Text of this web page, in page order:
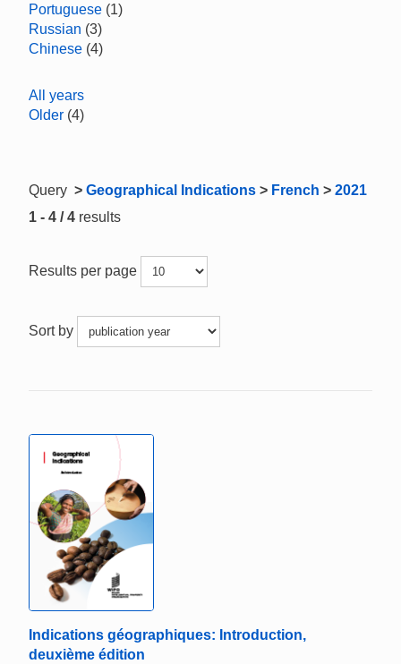
Portuguese (1)
Russian (3)
Chinese (4)
All years
Older (4)
Query > Geographical Indications > French > 2021
1 - 4 / 4 results
Results per page
Sort by
Indications géographiques: Introduction,
deuxième édition